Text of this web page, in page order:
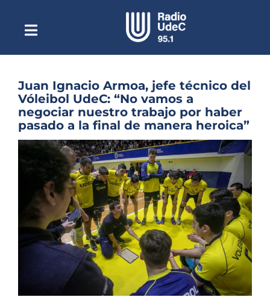
contenidoToggle
NavigationEscuchar Radio UdeC en vivo
Quiénes Somos
Programación
Podcast
Noticias
Reportajes
Columnas
Música Clásica
Especiales
Archivo Sonoro
Juan Ignacio Armoa, jefe técnico del
Vóleibol UdeC: “No vamos a
negociar nuestro trabajo por haber
pasado a la final de manera heroica”
Ver
más
grande